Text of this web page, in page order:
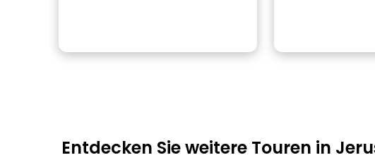
Entdecken Sie weitere Touren in